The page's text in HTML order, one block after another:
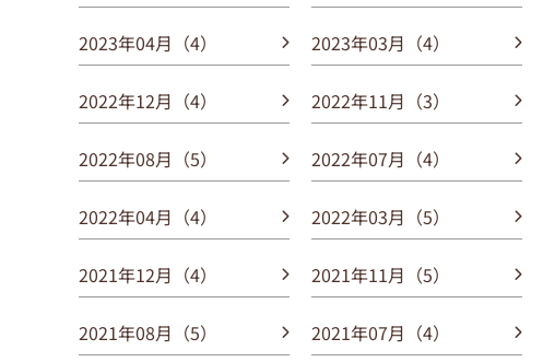
2023年04月（4） 2023年03月（4）
2022年12月（4） 2022年11月（3）
2022年08月（5） 2022年07月（4）
2022年04月（4） 2022年03月（5）
2021年12月（4） 2021年11月（5）
2021年08月（5） 2021年07月（4）